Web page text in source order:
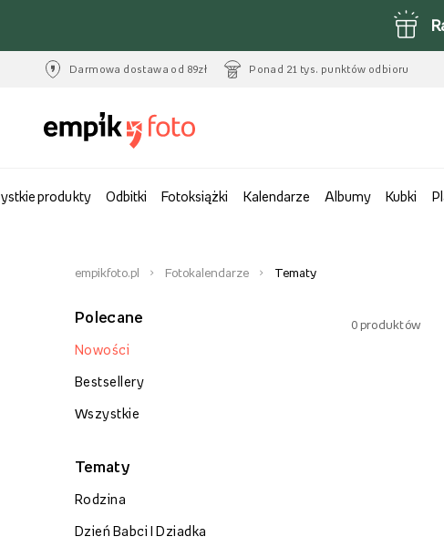
Darmowa dostawa od 89zł Ponad 21 tys. punktów odbioru
produkty Odbitki Fotoksiążki Kalendarze Albumy Kubki
empikfoto.pl Fotokalendarze Tematy
Polecane
Nowości
Bestsellery
Wszystkie
Tematy
Rodzina
Dzień Babci I Dziadka
0 produktów